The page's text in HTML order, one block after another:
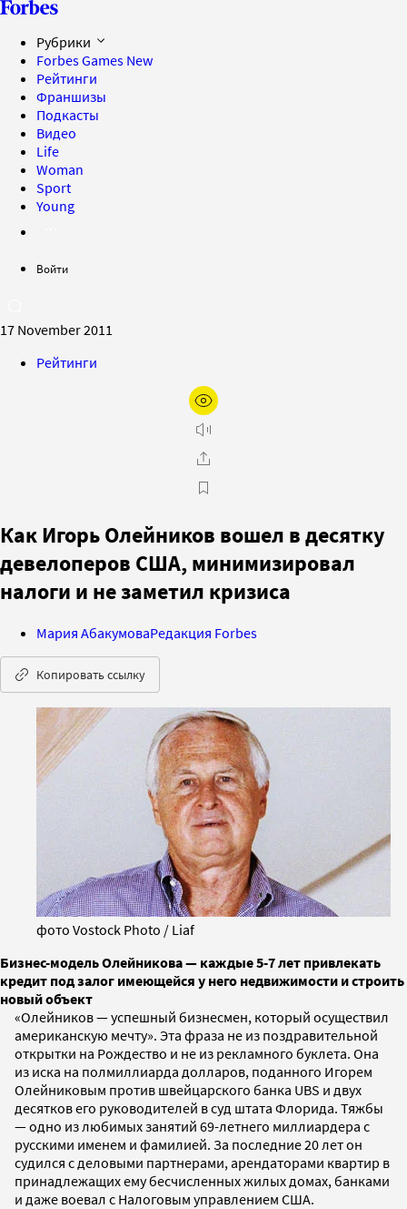
Рубрики
Forbes Games New
Рейтинги
Франшизы
Подкасты
Видео
Life
Woman
Sport
Young
Войти
17 November 2011
Рейтинги
Как Игорь Олейников вошел в десятку
девелоперов США, минимизировал
налоги и не заметил кризиса
Мария АбакумоваРедакция Forbes
Копировать ссылку
фото Vostock Photo / Liaf
Бизнес-модель Олейникова — каждые 5-7 лет привлекать
кредит под залог имеющейся у него недвижимости и строить
новый объект
«Олейников — успешный бизнесмен, который осуществил
американскую мечту». Эта фраза не из поздравительной
открытки на Рождество и не из рекламного буклета. Она
из иска на полмиллиарда долларов, поданного Игорем
Олейниковым против швейцарского банка UBS и двух
десятков его руководителей в суд штата Флорида. Тяжбы
— одно из любимых занятий 69-летнего миллиардера с
русскими именем и фамилией. За последние 20 лет он
судился с деловыми партнерами, арендаторами квартир в
принадлежащих ему бесчисленных жилых домах, банками
и даже воевал с Налоговым управлением США.